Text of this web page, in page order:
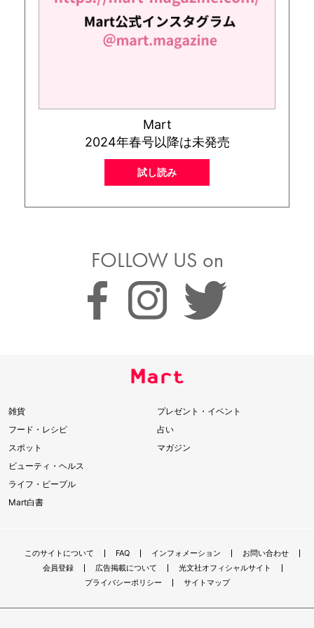
Mart
2024年春号以降は未発売
試し読み
FOLLOW US on
雑貨
フード・レシピ
スポット
ビューティ・ヘルス
ライフ・ピープル
Mart白書
プレゼント・イベント
占い
マガジン
このサイトについて FAQ インフォメーション
お問い合わせ
会員登録
広告掲載について
光文社オフィシャルサイト
プライバシーポリシー
サイトマップ